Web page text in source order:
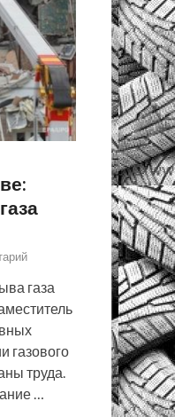
газа
газового
труда.
…